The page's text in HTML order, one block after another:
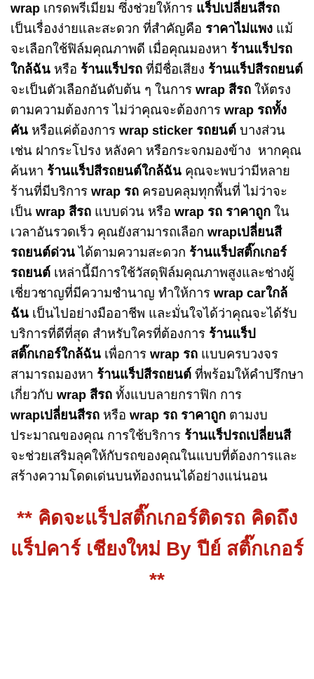
wrap เกรดพรีเมียม ซึ่งช่วยให้การ แร็ปเปลี่ยนสีรถ
เป็นเรื่องง่ายและสะดวก ที่สำคัญคือ ราคาไม่แพง แม้
จะเลือกใช้ฟิล์มคุณภาพดี เมื่อคุณมองหา ร้านแร็ปรถ
ใกล้ฉัน หรือ ร้านแร็ปรถ ที่มีชื่อเสียง ร้านแร็ปสีรถยนต์
จะเป็นตัวเลือกอันดับต้น ๆ ในการ wrap สีรถ ให้ตรง
ตามความต้องการ ไม่ว่าคุณจะต้องการ wrap รถทั้ง
คัน หรือแค่ต้องการ wrap sticker รถยนต์ บางส่วน
เช่น ฝากระโปรง หลังคา หรือกระจกมองข้าง หากคุณ
ค้นหา ร้านแร็ปสีรถยนต์ใกล้ฉัน คุณจะพบว่ามีหลาย
ร้านที่มีบริการ wrap รถ ครอบคลุมทุกพื้นที่ ไม่ว่าจะ
เป็น wrap สีรถ แบบด่วน หรือ wrap รถ ราคาถูก ใน
เวลาอันรวดเร็ว คุณยังสามารถเลือก wrapเปลี่ยนสี
รถยนต์ด่วนได้ตามความสะดวก ร้านแร็ปสติ๊กเกอร์
รถยนต์ เหล่านี้มีการใช้วัสดุฟิล์มคุณภาพสูงและช่างผู้
เชี่ยวชาญที่มีความชำนาญ ทำให้การ wrap carใกล้
ฉัน เป็นไปอย่างมืออาชีพ และมั่นใจได้ว่าคุณจะได้รับ
บริการที่ดีที่สุด สำหรับใครที่ต้องการ ร้านแร็ป
สติ๊กเกอร์ใกล้ฉัน เพื่อการ wrap รถ แบบครบวงจร
สามารถมองหา ร้านแร็ปสีรถยนต์ ที่พร้อมให้คำปรึกษา
เกี่ยวกับ wrap สีรถ ทั้งแบบลายกราฟิก การ
wrapเปลี่ยนสีรถ หรือ wrap รถ ราคาถูก ตามงบ
ประมาณของคุณ การใช้บริการ ร้านแร็ปรถเปลี่ยนสี
จะช่วยเสริมลุคให้กับรถของคุณในแบบที่ต้องการและ
สร้างความโดดเด่นบนท้องถนนได้อย่างแน่นอน
** คิดจะแร็ปสติ๊กเกอร์ติดรถ คิดถึง
แร็ปคาร์ เชียงใหม่ By ปีย์ สติ๊กเกอร์
**